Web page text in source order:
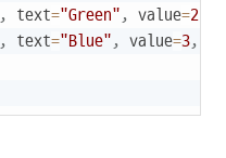
, text="Green" , value=2,
, text="Blue" , value=3,